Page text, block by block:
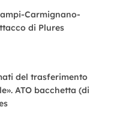
Carmignano-
di Plures
del trasferimento
ATO bacchetta (di